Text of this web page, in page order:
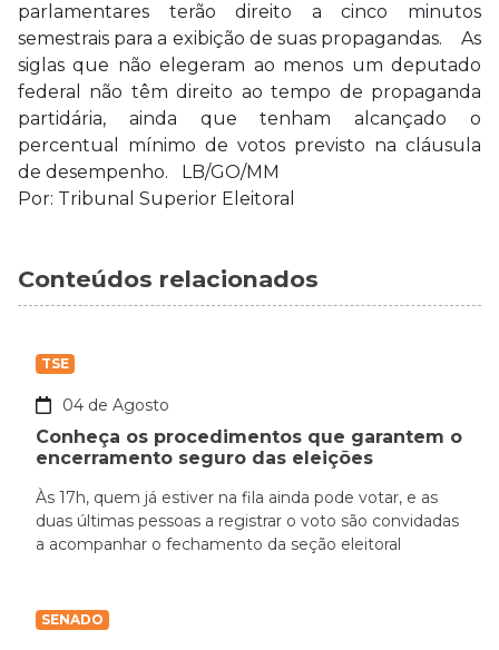
parlamentares terão direito a cinco minutos
semestrais para a exibição de suas propagandas. As
siglas que não elegeram ao menos um deputado
federal não têm direito ao tempo de propaganda
partidária, ainda que tenham alcançado o
percentual mínimo de votos previsto na cláusula
de desempenho. LB/GO/MM
Por: Tribunal Superior Eleitoral
Conteúdos relacionados
TSE
04 de Agosto
Conheça os procedimentos que garantem o
encerramento seguro das eleições
Às 17h, quem já estiver na fila ainda pode votar, e as
duas últimas pessoas a registrar o voto são convidadas
a acompanhar o fechamento da seção eleitoral
SENADO